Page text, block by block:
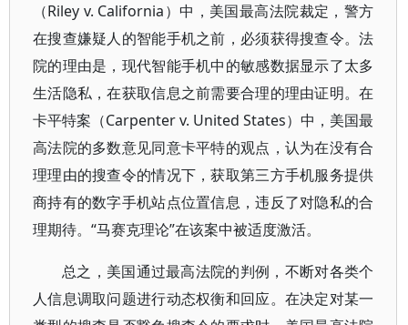
（Riley v. California）中，美国最高法院裁定，警方
在搜查嫌疑人的智能手机之前，必须获得搜查令。法
院的理由是，现代智能手机中的敏感数据显示了太多
生活隐私，在获取信息之前需要合理的理由证明。在
卡平特案（Carpenter v. United States）中，美国最
高法院的多数意见同意卡平特的观点，认为在没有合
理理由的搜查令的情况下，获取第三方手机服务提供
商持有的数字手机站点位置信息，违反了对隐私的合
理期待。“马赛克理论”在该案中被适度激活。
总之，美国通过最高法院的判例，不断对各类个
人信息调取问题进行动态权衡和回应。在决定对某一